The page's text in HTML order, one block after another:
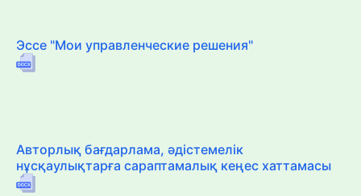
Эссе "Мои управленческие решения"
Авторлық бағдарлама, әдістемелік
нұсқаулықтарға сараптамалық кеңес хаттамасы